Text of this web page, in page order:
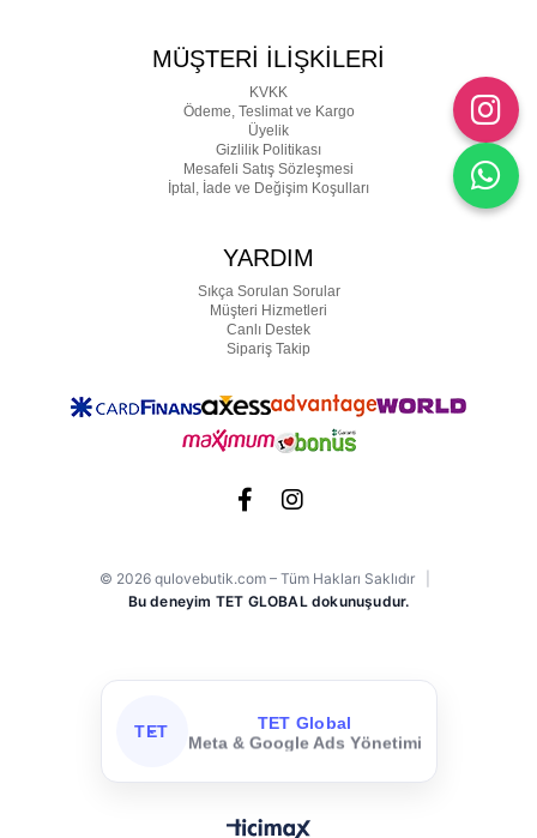
MÜŞTERİ İLİŞKİLERİ
KVKK
Ödeme, Teslimat ve Kargo
Üyelik
Gizlilik Politikası
Mesafeli Satış Sözleşmesi
İptal, İade ve Değişim Koşulları
YARDIM
Sıkça Sorulan Sorular
Müşteri Hizmetleri
Canlı Destek
Sipariş Takip
© 2026 qulovebutik.com – Tüm Hakları Saklıdır
Bu deneyim TET GLOBAL dokunuşudur.
TET
TET Global
Meta & Google Ads Yönetimi